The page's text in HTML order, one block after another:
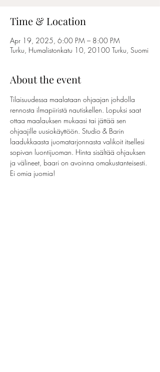
Time & Location
Apr 19, 2025, 6:00 PM – 8:00 PM
Turku, Humalistonkatu 10, 20100 Turku, Suomi
About the event
Tilaisuudessa maalataan ohjaajan johdolla
rennosta ilmapiiristä nautiskellen. Lopuksi saat
ottaa maalauksen mukaasi tai jättää sen
ohjaajille uusiokäyttöön. Studio & Barin
laadukkaasta juomatarjonnasta valikoit itsellesi
sopivan luontijuoman. Hinta sisältää ohjauksen
ja välineet, baari on avoinna omakustanteisesti.
Ei omia juomia!